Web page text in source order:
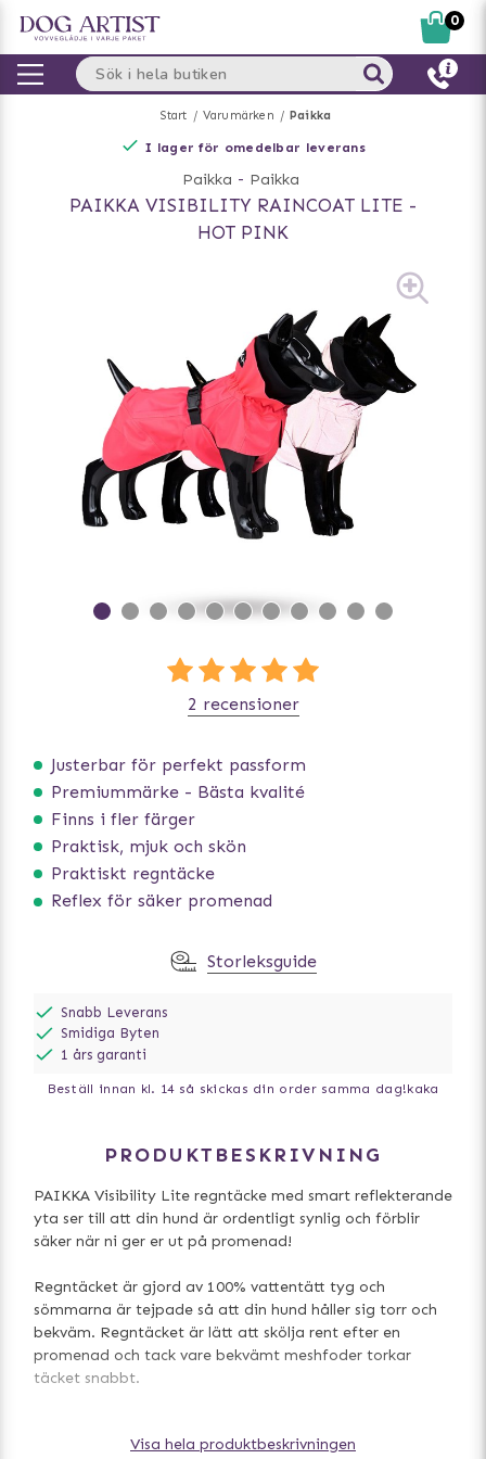
Start Varumärken Paikka
I lager för omedelbar leverans
Paikka - Paikka
PAIKKA VISIBILITY RAINCOAT LITE -
HOT PINK
Justerbar för perfekt passform
Premiummärke - Bästa kvalité
Finns i fler färger
Praktisk, mjuk och skön
Praktiskt regntäcke
Reflex för säker promenad
2 recensioner
Storleksguide
Snabb Leverans
Smidiga Byten
1 års garanti
Beställ innan kl. 14 så skickas din order samma dag!kaka
PRODUKTBESKRIVNING
PAIKKA Visibility Lite regntäcke med smart reflekterande
yta ser till att din hund är ordentligt synlig och förblir
säker när ni ger er ut på promenad!
Regntäcket är gjord av 100% vattentätt tyg och
sömmarna är tejpade så att din hund håller sig torr och
bekväm. Regntäcket är lätt att skölja rent efter en
promenad och tack vare bekvämt meshfoder torkar
täcket snabbt.
ultimat säkerhet i svagt ljus!
Visa hela produktbeskrivningen
0